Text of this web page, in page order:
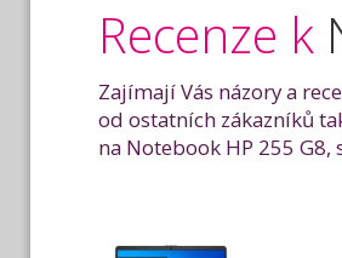
Recenze k
Zajímají Vás názory a
od ostatních zákazníků
na Notebook HP 255 G8,